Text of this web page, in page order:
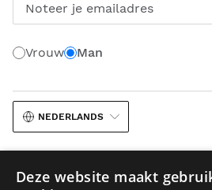
Noteer je emailadres
Vrouw Man
NEDERLANDS
Deze website maakt